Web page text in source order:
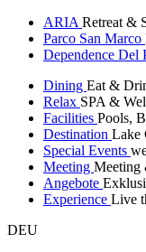
ARIA Retreat &
Parco San Marco
Dependence Del
Dining Eat &
Relax SPA &
Facilities Pools,
Destination Lake
Special Events
Meeting Meeting
Angebote
Experience Live
DEU